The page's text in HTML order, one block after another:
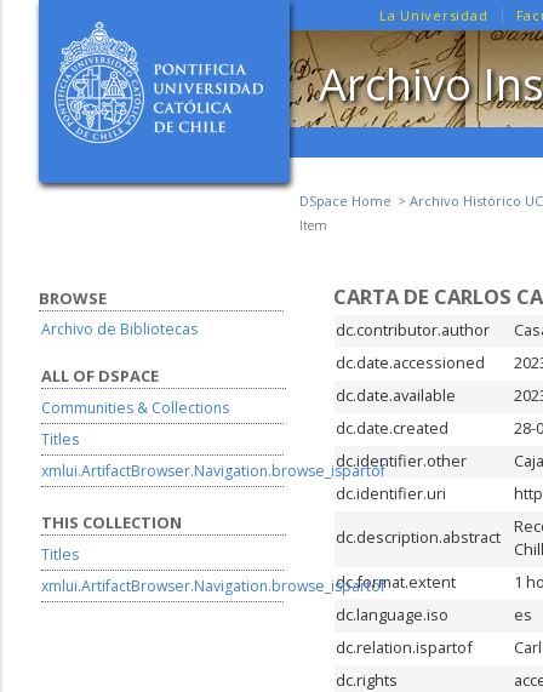
La Universidad
Archivo
DSpace Home
Archivo Histórico UC
Item
CARTA DE CARLOS
dc.contributor.author
dc.date.accessioned
dc.date.available
dc.date.created
28-
dc.identifier.other
dc.identifier.uri
dc.description.abstract
dc.format.extent
1
dc.language.iso
es
dc.relation.ispartof
dc.rights
BROWSE
Archivo de Bibliotecas
ALL OF DSPACE
Communities & Collections
Titles
xmlui.ArtifactBrowser.Navigation.browse_ispartof
THIS COLLECTION
Titles
xmlui.ArtifactBrowser.Navigation.browse_ispartof